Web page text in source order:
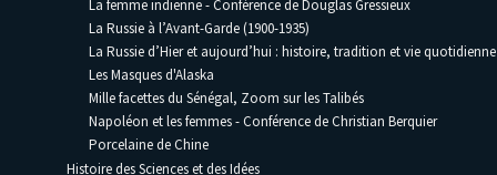
La femme indienne - Conférence de Douglas Gressieux
La Russie à l’Avant-Garde (1900-1935)
La Russie d’Hier et aujourd’hui : histoire, tradition et vie quotidienne
Les Masques d'Alaska
Mille facettes du Sénégal, Zoom sur les Talibés
Napoléon et les femmes - Conférence de Christian Berquier
Porcelaine de Chine
Histoire des Sciences et des Idées